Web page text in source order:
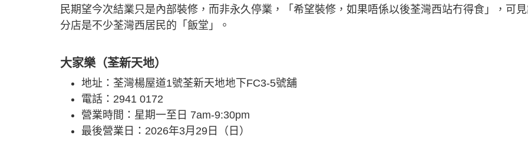
民期望今次結業只是內部裝修，而非永久停業，「希望裝修，如果唔係以後荃灣西站冇得食」，可
分店是不少荃灣西居民的「飯堂」。
大家樂（荃新天地）
地址：荃灣楊屋道1號荃新天地地下FC3-5號舖
電話：2941 0172
營業時間：星期一至日 7am-9:30pm
最後營業日：2026年3月29日（日）